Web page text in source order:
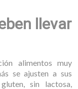
llevar
alimentos muy
se ajusten a sus
sin lactosa,